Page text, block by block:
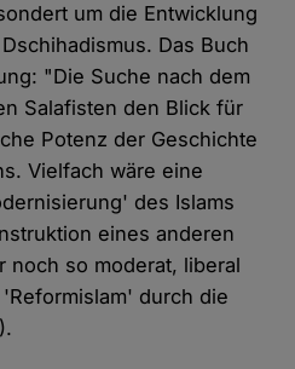
um die Entwicklung
Das Buch
"Die Suche nach dem
Salafisten den Blick für
Potenz der Geschichte
Vielfach wäre eine
des Islams
eines anderen
noch so moderat, liberal
durch die